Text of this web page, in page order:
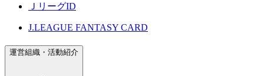
ＪリーグID
J.LEAGUE FANTASY CARD
運営組織・活動紹介